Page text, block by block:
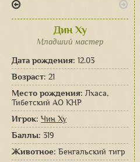
Дин Ху
Младший мастер
Дата рождения: 12.03
Возраст: 21
Место рождения: Лхаса,
Тибетский АО КНР
Игрок: Чин Ху
Баллы: 319
Животное: Бенгальский тигр